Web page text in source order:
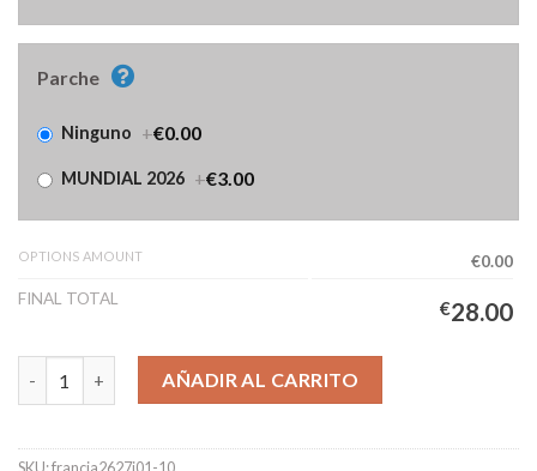
Parche
Ninguno +€0.00
MUNDIAL 2026 +€3.00
OPTIONS AMOUNT
€0.00
FINAL TOTAL
€28.00
Camiseta Francia Primera Equipación Hombre 2026/2027 -
AÑADIR AL CARRITO